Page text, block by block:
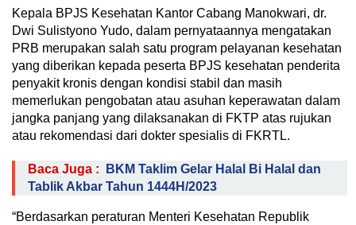
Kepala BPJS Kesehatan Kantor Cabang Manokwari, dr.
Dwi Sulistyono Yudo, dalam pernyataannya mengatakan
PRB merupakan salah satu program pelayanan kesehatan
yang diberikan kepada peserta BPJS kesehatan penderita
penyakit kronis dengan kondisi stabil dan masih
memerlukan pengobatan atau asuhan keperawatan dalam
jangka panjang yang dilaksanakan di FKTP atas rujukan
atau rekomendasi dari dokter spesialis di FKRTL.
Baca Juga :
BKM Taklim Gelar Halal Bi Halal dan
Tablik Akbar Tahun 1444H/2023
“Berdasarkan peraturan Menteri Kesehatan Republik